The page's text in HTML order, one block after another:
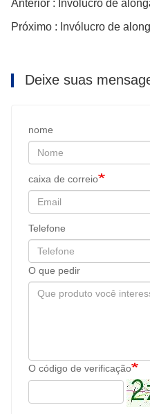
Anterior : Invólucro de
Deixe suas
nome
caixa de correio
Telefone
O que pedir
O código de verificação